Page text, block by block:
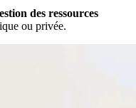
des ressources
ou privée.